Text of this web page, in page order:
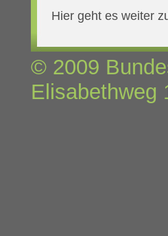
Hier geht es weiter
© 2009
Elisabethweg